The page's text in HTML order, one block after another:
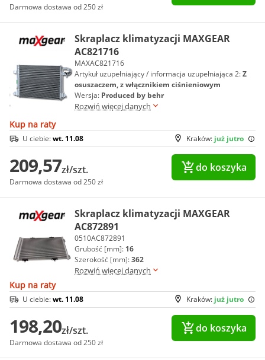
Darmowa dostawa od 250 zł
Skraplacz klimatyzacji MAXGEAR
AC821716
MAXAC821716
Artykuł uzupełniający / informacja uzupełniająca 2:Z
osuszaczem, z włącznikiem ciśnieniowym
Wersja: Produced by behr
Rozwiń więcej danych
Kup na raty
Kraków: już jutro
U ciebie:wt. 11.08
209,57zł/szt.
Darmowa dostawa od 250 zł
do koszyka
Skraplacz klimatyzacji MAXGEAR
AC872891
0510AC872891
Grubość [mm]: 16
Szerokość [mm]:362
Rozwiń więcej danych
Kup na raty
Kraków: już jutro
U ciebie:wt. 11.08
198,20zł/szt.
Darmowa dostawa od 250 zł
do koszyka